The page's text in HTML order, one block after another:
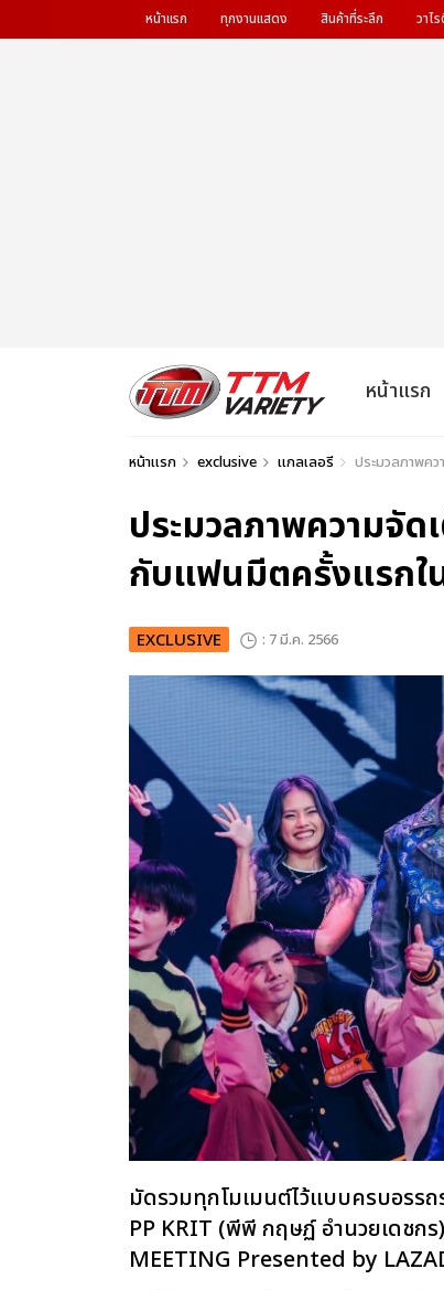
หน้าแรก ทุกงานแสดง สินค้าที่ระลึก วาไ
หน้าแรก
หน้าแรก exclusive แกลเลอรี ประมวลภาพค
ประมวลภาพความจั
กับแฟนมีตครั้งแรกใ
EXCLUSIVE : 7 มี.ค. 2566
มัดรวมทุกโมเมนต์ไว้แบบครบอรร
PP KRIT (พีพี กฤษฏ์ อำนวยเดชก
MEETING Presented by